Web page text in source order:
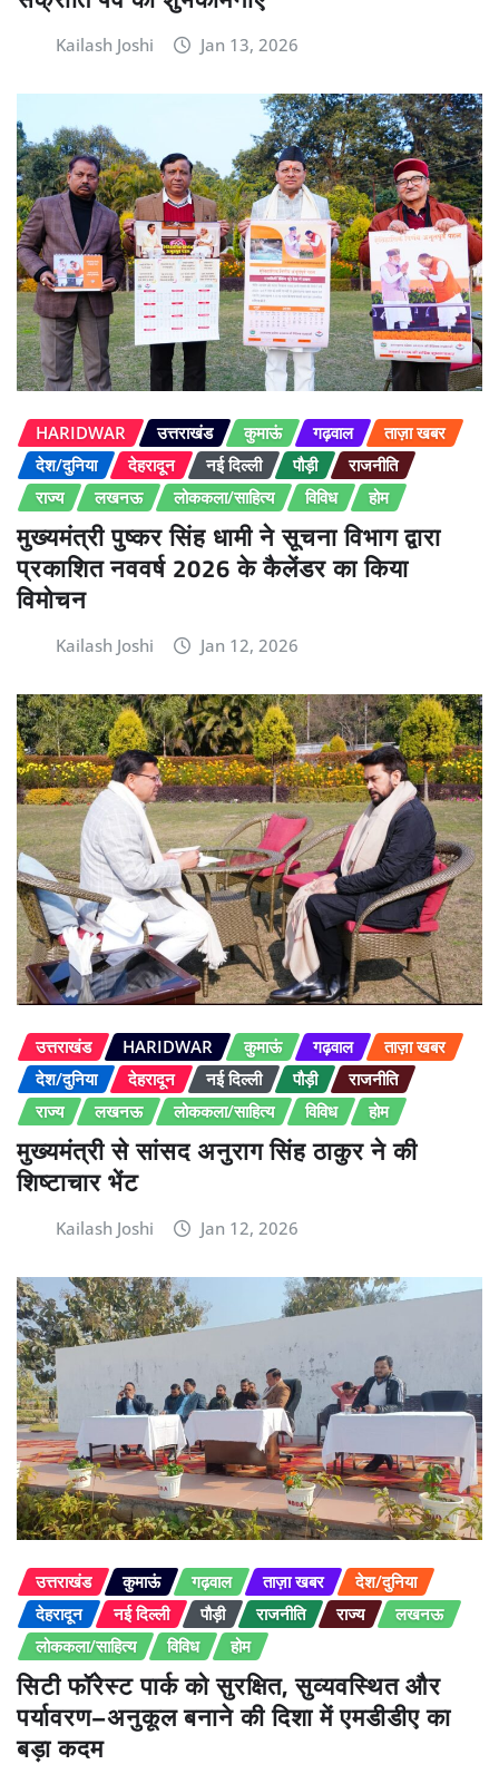
Kailash Joshi Jan 13, 2026
HARIDWAR उत्तराखंड कुमाऊं गढ़वाल
ताज़ा खबर
देश/दुनिया
देहरादून नई दिल्ली पौड़ी
राजनीति
राज्य
लखनऊ लोककला/साहित्य विविध होम
मुख्यमंत्री पुष्कर सिंह धामी ने सूचना विभाग द्वारा
प्रकाशित नववर्ष 2026 के कैलेंडर का किया
विमोचन
Kailash Joshi Jan 12, 2026
उत्तराखंड HARIDWAR कुमाऊं गढ़वाल
ताज़ा खबर
देश/दुनिया
देहरादून नई दिल्ली पौड़ी
राजनीति
राज्य
लखनऊ लोककला/साहित्य विविध होम
मुख्यमंत्री से सांसद अनुराग सिंह ठाकुर ने की
शिष्टाचार भेंट
Kailash Joshi Jan 12, 2026
उत्तराखंड कुमाऊं गढ़वाल ताज़ा खबर
देश/दुनिया
देहरादून
नई दिल्ली पौड़ी राजनीति राज्य
लखनऊ
लोककला/साहित्य
विविध होम
सिटी फॉरेस्ट पार्क को सुरक्षित, सुव्यवस्थित और
पर्यावरण–अनुकूल बनाने की दिशा में एमडीडीए का
बड़ा कदम